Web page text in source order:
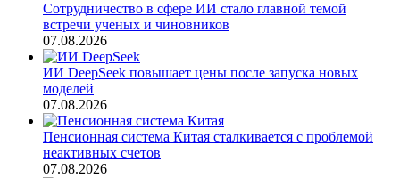
Сотрудничество в сфере ИИ стало главной темой
встречи ученых и чиновников
07.08.2026
ИИ DeepSeek повышает цены после запуска новых
моделей
07.08.2026
Пенсионная система Китая сталкивается с проблемой
неактивных счетов
07.08.2026